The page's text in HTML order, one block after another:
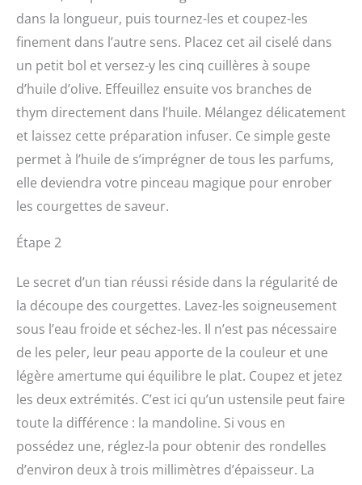
dans la longueur, puis tournez-les et coupez-les
finement dans l’autre sens. Placez cet ail ciselé dans
un petit bol et versez-y les cinq cuillères à soupe
d’huile d’olive. Effeuillez ensuite vos branches de
thym directement dans l’huile. Mélangez délicatement
et laissez cette préparation infuser. Ce simple geste
permet à l’huile de s’imprégner de tous les parfums,
elle deviendra votre pinceau magique pour enrober
les courgettes de saveur.
Étape 2
Le secret d’un tian réussi réside dans la régularité de
la découpe des courgettes. Lavez-les soigneusement
sous l’eau froide et séchez-les. Il n’est pas nécessaire
de les peler, leur peau apporte de la couleur et une
légère amertume qui équilibre le plat. Coupez et jetez
les deux extrémités. C’est ici qu’un ustensile peut faire
toute la différence : la mandoline. Si vous en
possédez une, réglez-la pour obtenir des rondelles
d’environ deux à trois millimètres d’épaisseur. La